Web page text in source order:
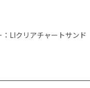
LIクリアチャートサンド